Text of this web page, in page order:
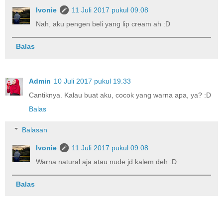
Ivonie
11 Juli 2017 pukul 09.08
Nah, aku pengen beli yang lip cream ah :D
Balas
Admin 10 Juli 2017 pukul 19.33
Cantiknya. Kalau buat aku, cocok yang warna apa, ya? :D
Balas
Balasan
Ivonie
11 Juli 2017 pukul 09.08
Warna natural aja atau nude jd kalem deh :D
Balas